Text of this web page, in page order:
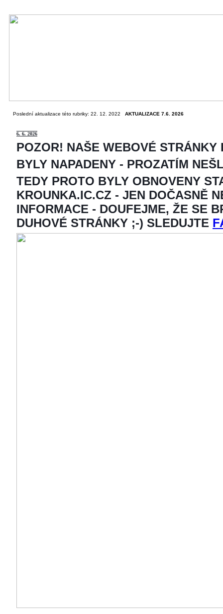
Poslední aktualizace této rubriky: 22. 12. 2022 AKTUALIZACE 7.6. 2026
6. 6. 2026
POZOR! NAŠE WEBOVÉ STRÁNKY
BYLY NAPADENY - PROZATÍM
TEDY PROTO BYLY OBNOVENY
KROUNKA.IC.CZ - JEN DOČASNĚ
INFORMACE - DOUFEJME, ŽE SE
DUHOVÉ STRÁNKY ;-) SLEDUJTE